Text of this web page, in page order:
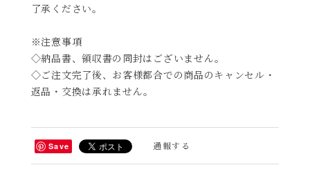
了承ください。
※注意事項
◇納品書、領収書の同封はございません。
◇ご注文完了後、お客様都合での商品のキャンセル・
返品・交換は承れません。
Save 通報する